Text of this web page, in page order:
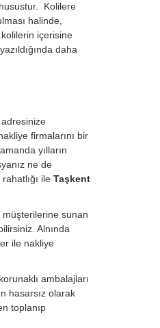
Kolilere
halinde,
içerisine
daha
firmalarını bir
yılların
ne de
ile Taşkent
müşterilerine sunan
Alnında
ile nakliye
ambalajları
hasarsız olarak
toplanıp